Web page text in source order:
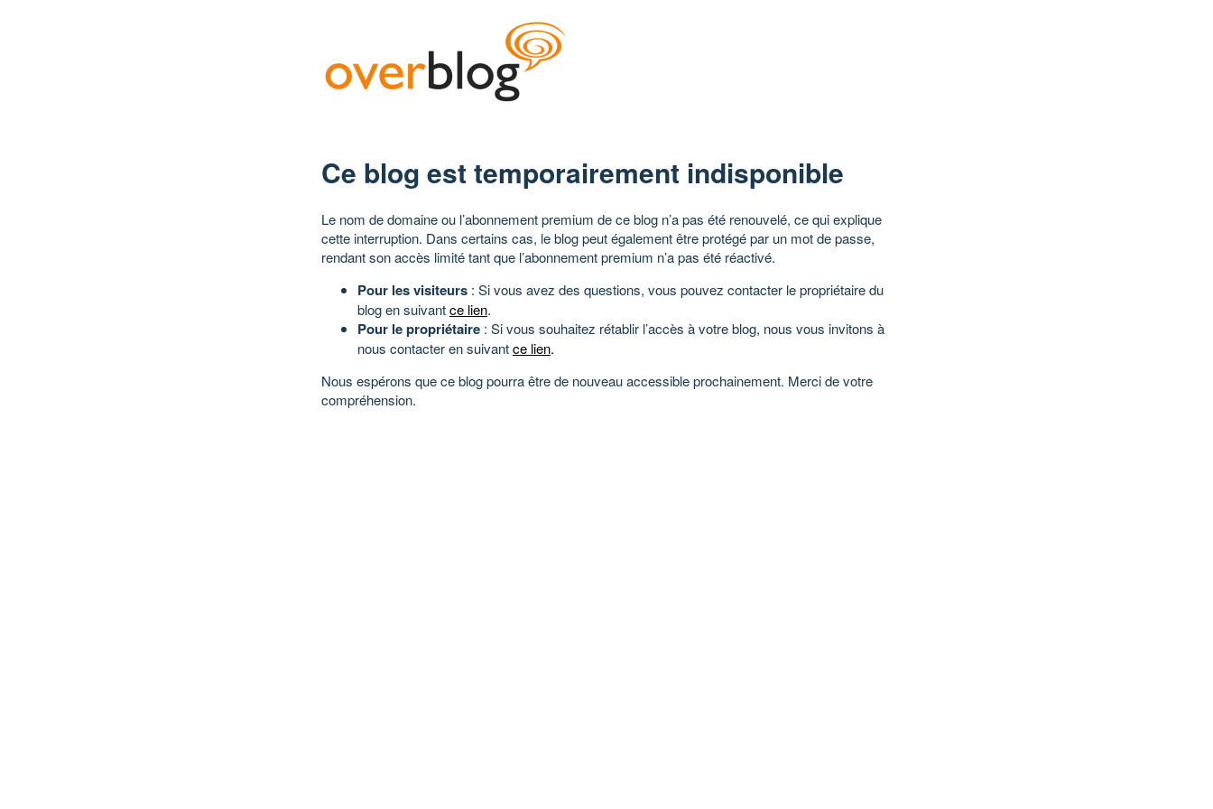
Ce blog est temporairement indisponible
Le nom de domaine ou l’abonnement premium de ce blog n’a pas été renouvelé, ce qui explique
cette interruption. Dans certains cas, le blog peut également être protégé par un mot de passe,
rendant son accès limité tant que l’abonnement premium n’a pas été réactivé.
Pour les visiteurs : Si vous avez des questions, vous pouvez contacter le propriétaire du
blog en suivantce lien.
Pour le propriétaire : Si vous souhaitez rétablir l’accès à votre blog, nous vous invitons à
nous contacter en suivantce lien.
Nous espérons que ce blog pourra être de nouveau accessible prochainement. Merci de votre
compréhension.